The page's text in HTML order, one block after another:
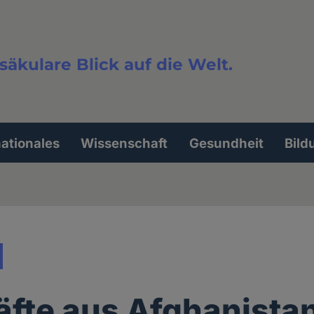
Blick auf die Welt.
Wissenschaft Gesundheit